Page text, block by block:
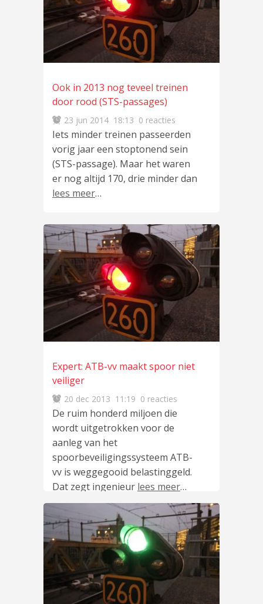
Ook in 2013 nog teveel treinen
door rood (STS-passages)
23 jun 2014 18:13 0 reacties
Iets minder treinen passeerden
vorig jaar een stoptonend sein
(STS-passage). Maar het waren
er nog altijd 170, drie minder dan
lees meer…
Expert: ATB-vv maakt spoor niet
veiliger
20 dec 2013 11:19 0 reacties
De ruim honderd miljoen die
wordt uitgetrokken voor de
aanleg van het
spoorbeveiligingssysteem ATB-
vv is weggegooid belastinggeld.
Dat zegt ingenieur lees meer…